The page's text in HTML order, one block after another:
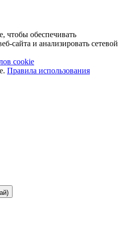
чтобы обеспечивать
сайта и анализировать сетевой
cookie
Правила использования